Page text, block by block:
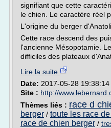
signifiant que cette
le chien. Le caractère réel
L'origine du berger
Cette race descend des
l'ancienne Mésopotamie.
difficiles des plateaux
Lire la suite
Date: 2017-05-28 19:38:14
Site : http://
Thèmes liés : race d
berger / toute les race
race de chien berger /